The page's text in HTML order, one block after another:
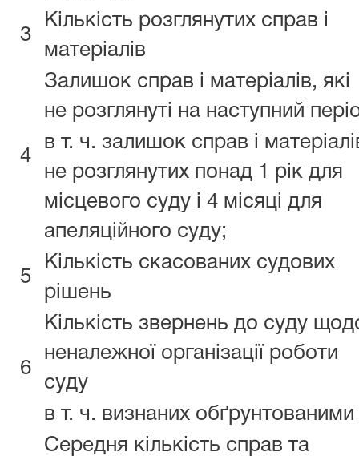
3
Кількість розглянутих справ і
матеріалів
4
Залишок справ і матеріалів, які
не розглянуті на наступний
в т. ч. залишок справ і
не розглянутих понад 1 рік для
місцевого суду і 4 місяці для
апеляційного суду;
5
Кількість скасованих судових
рішень
6
Кількість звернень до суду
неналежної організації роботи
суду
в т. ч. визнаних обґрунтованими
Середня кількість справ та